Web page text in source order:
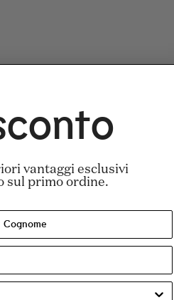
vantaggi esclusivi
sul primo ordine.